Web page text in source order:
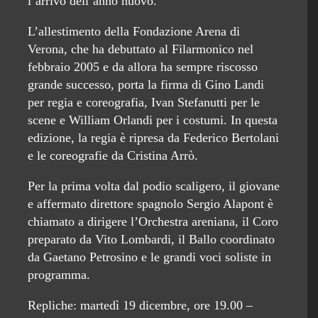
L’allestimento della Fondazione Arena di
Verona, che ha debuttato al Filarmonico nel
febbraio 2005 e da allora ha sempre riscosso
grande successo, porta la firma di Gino Landi
per regia e coreografia, Ivan Stefanutti per le
scene e William Orlandi per i costumi. In questa
edizione, la regia è ripresa da Federico Bertolani
e le coreografie da Cristina Arrò.
Per la prima volta dal podio scaligero, il giovane
e affermato direttore spagnolo Sergio Alapont è
chiamato a dirigere l’Orchestra areniana, il Coro
preparato da Vito Lombardi, il Ballo coordinato
da Gaetano Petrosino e le grandi voci soliste in
programma.
Repliche: martedì 19 dicembre, ore 19.00 –